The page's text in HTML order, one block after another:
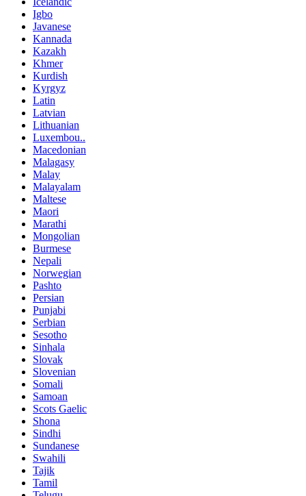
Igbo
Javanese
Kannada
Kazakh
Khmer
Kurdish
Kyrgyz
Latin
Latvian
Lithuanian
Luxembou..
Macedonian
Malagasy
Malay
Malayalam
Maltese
Maori
Marathi
Mongolian
Burmese
Nepali
Norwegian
Pashto
Persian
Punjabi
Serbian
Sesotho
Sinhala
Slovak
Slovenian
Somali
Samoan
Scots Gaelic
Shona
Sindhi
Sundanese
Swahili
Tajik
Tamil